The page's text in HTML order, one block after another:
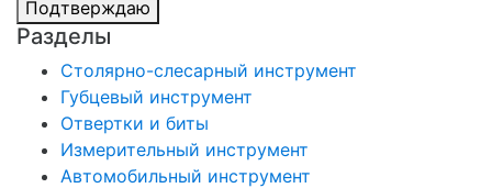
Подтверждаю
Разделы
Столярно-слесарный инструмент
Губцевый инструмент
Отвертки и биты
Измерительный инструмент
Автомобильный инструмент